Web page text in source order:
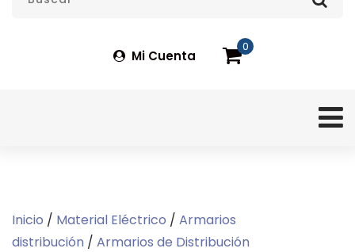
Mi Cuenta
0
Inicio / Material Eléctrico / Armarios
distribución / Armarios de Distribución